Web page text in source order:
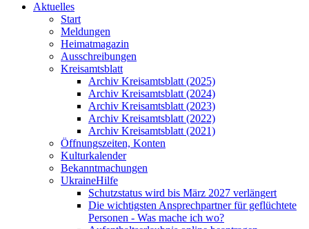
Aktuelles
Start
Meldungen
Heimatmagazin
Ausschreibungen
Kreisamtsblatt
Archiv Kreisamtsblatt (2025)
Archiv Kreisamtsblatt (2024)
Archiv Kreisamtsblatt (2023)
Archiv Kreisamtsblatt (2022)
Archiv Kreisamtsblatt (2021)
Öffnungszeiten, Konten
Kulturkalender
Bekanntmachungen
UkraineHilfe
Schutzstatus wird bis März 2027 verlängert
Die wichtigsten Ansprechpartner für geflüchtete
Personen - Was mache ich wo?